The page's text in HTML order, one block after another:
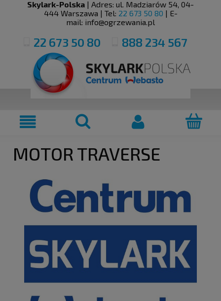
Skylark-Polska | Adres: ul. Madziarów 54, 04-
444 Warszawa | Tel: 22 673 50 80 | E-
mail: info@ogrzewania.pl
22 673 50 80 888 234 567
MOTOR TRAVERSE